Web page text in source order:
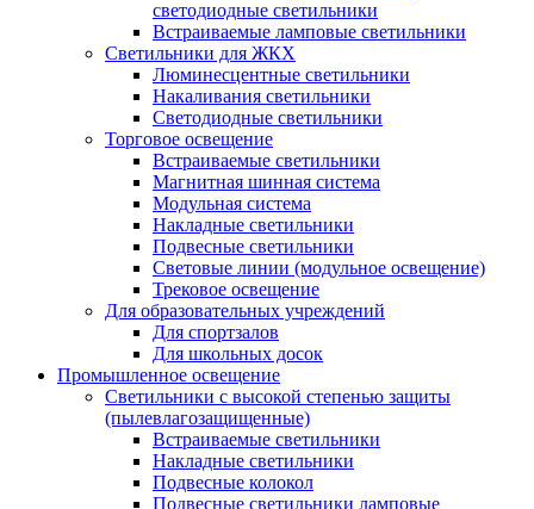
светодиодные светильники
Встраиваемые ламповые светильники
Светильники для ЖКХ
Люминесцентные светильники
Накаливания светильники
Светодиодные светильники
Торговое освещение
Встраиваемые светильники
Магнитная шинная система
Модульная система
Накладные светильники
Подвесные светильники
Световые линии (модульное освещение)
Трековое освещение
Для образовательных учреждений
Для спортзалов
Для школьных досок
Промышленное освещение
Светильники с высокой степенью защиты
(пылевлагозащищенные)
Встраиваемые светильники
Накладные светильники
Подвесные колокол
Подвесные светильники ламповые